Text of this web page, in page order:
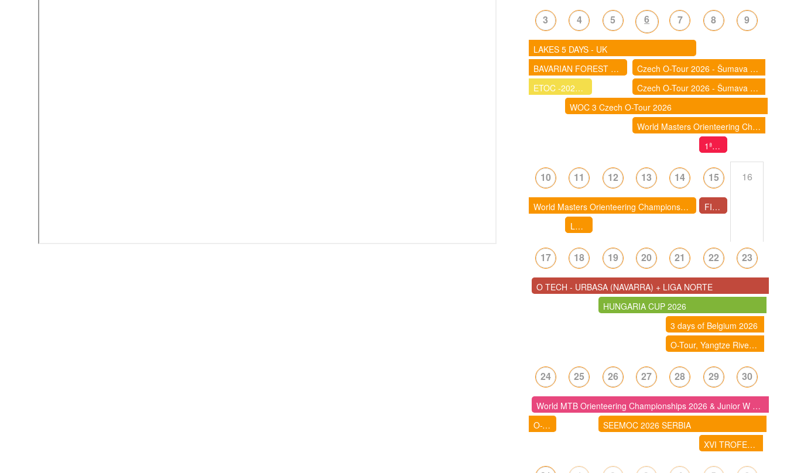
3
LAKES 5 DAYS - UK
BAVARIAN FOREST 5 DAYS 2026 (ALEMANIA)
ETOC -2026 CTO DE EUROPA DE TRAIL - O
4
WOC 3 Czech O-Tour 2026
5 6
Czech O-Tour 2026 - Šumava (World Cup spectators races)
Czech O-Tour 2026 - Šumava (World Cup spectators races)
World Masters Orienteering Championships 2026 - Poland | Przeworsk - Rzeszów
7 8
1ª Cursa d’Orientació GAR I GOT de Castelldefels
9
10
World Masters Orienteering Championships 2026 - Poland | Przeworsk - Rzeszów
11
LLIGA D'ESTIU DE CURSES D'ORIENTACIÓ 2026- IGUALADA: CENTRE - nova data 11/8/2026 !!
12 13 14 15
FITA COLOMINA 2026 - Cursa Popular d'Orientació a Santa Coloma de Queralt
16
17
O TECH - URBASA (NAVARRA) + LIGA NORTE
18 19
HUNGARIA CUP 2026
20 21
3 days of Belgium 2026
O-Tour, Yangtze River Delta Orienteering Competition (China)
22 23
24
World MTB Orienteering Championships 2026 & Junior W MTB Championships ( Suécia)
O-Tour, Yangtze River Delta Orienteering Competition (China)
25 26
SEEMOC 2026 SERBIA
27 28 29
XVI TROFEO INTERNACIONAL PINARES DE SORIA 2026
30